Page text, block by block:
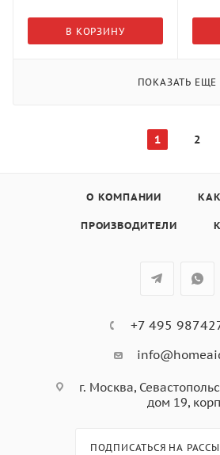
В КОРЗИНУ
ПОКАЗАТЬ ЕЩЕ
1 2
О КОМПАНИИ
ПРОИЗВОДИТЕЛИ
+7 495
г. Москва,
дом 19,
ПОДПИСАТЬСЯ НА